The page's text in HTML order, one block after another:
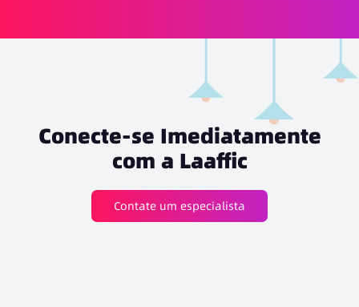
Conecte-se Imediatamente
com a Laaffic
Contate um especialista